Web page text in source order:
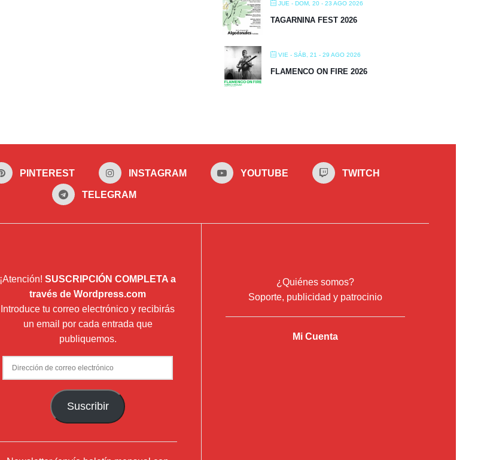
JUE - DOM, 20 - 23 AGO 2026
TAGARNINA FEST 2026
VIE - SÁB, 21 - 29 AGO 2026
FLAMENCO ON FIRE 2026
PINTEREST INSTAGRAM YOUTUBE TWITCH
TELEGRAM
¡Atención! SUSCRIPCIÓN COMPLETA a
través de Wordpress.com
Introduce tu correo electrónico y recibirás
un email por cada entrada que
publiquemos.
Dirección
de
Suscribir
¿Quiénes somos?
Soporte, publicidad y patrocinio
Mi Cuenta